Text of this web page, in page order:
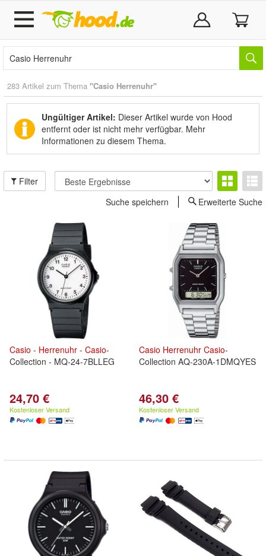
283 Artikel zum Thema "Casio Herrenuhr"
Ungültiger Artikel: Dieser Artikel wurde von Hood
entfernt oder ist nicht mehr verfügbar. Mehr
Informationen zu diesem Thema.
Filter
Suche speichern
Erweiterte Suche
Casio - Herrenuhr - Casio-
Collection - MQ-24-7BLLEG
24,70 €
Kostenloser Versand
Casio Herrenuhr Casio-
Collection AQ-230A-1DMQYES
46,30 €
Kostenloser Versand